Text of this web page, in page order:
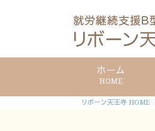
ホーム
HOME
リボーン天王寺 HOME